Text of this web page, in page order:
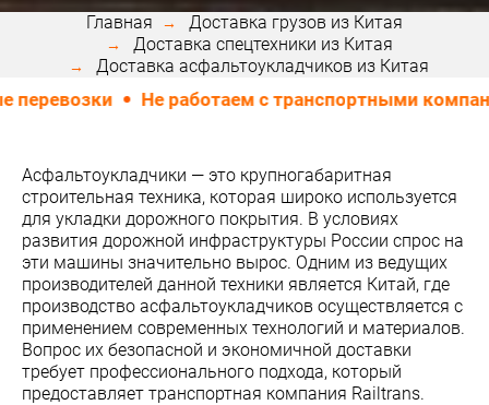
Главная
Доставка грузов из Китая
Доставка спецтехники из Китая
Доставка асфальтоукладчиков из Китая
Не работаем с транспортными компаниями
Асфальтоукладчики — это крупногабаритная
строительная техника, которая широко используется
для укладки дорожного покрытия. В условиях
развития дорожной инфраструктуры России спрос на
эти машины значительно вырос. Одним из ведущих
производителей данной техники является Китай, где
производство асфальтоукладчиков осуществляется с
применением современных технологий и материалов.
Вопрос их безопасной и экономичной доставки
требует профессионального подхода, который
предоставляет транспортная компания Railtrans.